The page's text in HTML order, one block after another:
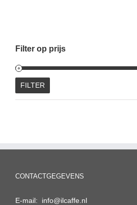
Filter op prijs
FILTER
CONTACTGEGEVENS
E-mail: info@ilcaffe.nl